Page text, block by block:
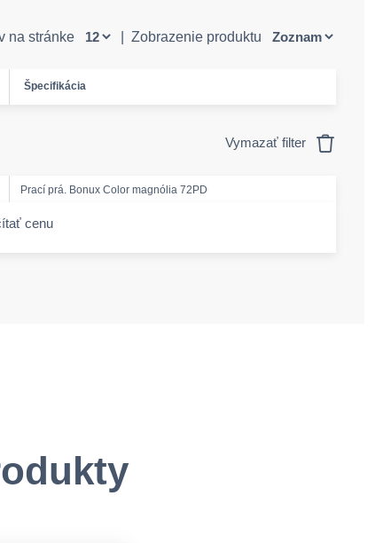
na stránke Zobrazenie produktu
Špecifikácia
Vymazať filter
Prací prá. Bonux Color magnólia 72PD
cenu